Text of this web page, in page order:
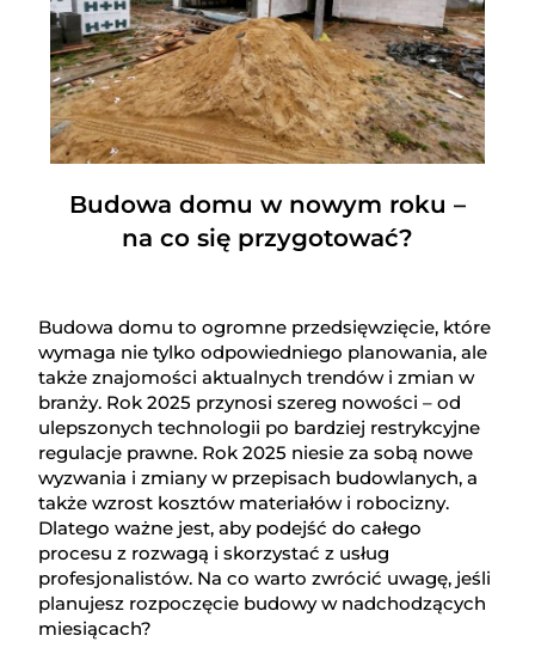
Budowa domu w nowym roku –
na co się przygotować?
Budowa domu to ogromne przedsięwzięcie, które
wymaga nie tylko odpowiedniego planowania, ale
także znajomości aktualnych trendów i zmian w
branży. Rok 2025 przynosi szereg nowości – od
ulepszonych technologii po bardziej restrykcyjne
regulacje prawne. Rok 2025 niesie za sobą nowe
wyzwania i zmiany w przepisach budowlanych, a
także wzrost kosztów materiałów i robocizny.
Dlatego ważne jest, aby podejść do całego
procesu z rozwagą i skorzystać z usług
profesjonalistów. Na co warto zwrócić uwagę, jeśli
planujesz rozpoczęcie budowy w nadchodzących
miesiącach?